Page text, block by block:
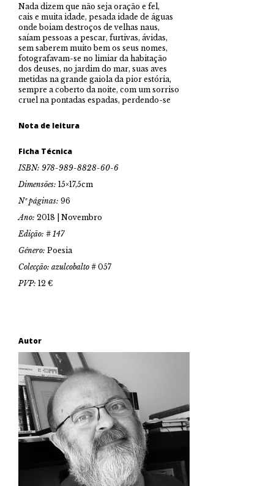
Nada dizem que não seja oração e fel,
cais e muita idade, pesada idade de águas
onde boiam destroços de velhas naus,
saíam pessoas a pescar, furtivas, ávidas,
sem saberem muito bem os seus nomes,
fotografavam-se no limiar da habitação
dos deuses, no jardim do mar, suas aves
metidas na grande gaiola da pior estória,
sempre a coberto da noite, com um sorriso
cruel na pontadas espadas, perdendo-se
Nota de leitura
Ficha Técnica
ISBN: 978-989-8828-60-6
Dimensões: 15×17,5cm
Nº páginas: 96
Ano: 2018 | Novembro
Edição: # 147
Género: Poesia
Colecção: azulcobalto # 057
PVP: 12 €
Autor